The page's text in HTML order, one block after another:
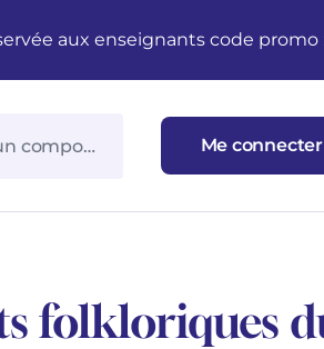
aux enseignants code promo
Me connecter
folkloriques